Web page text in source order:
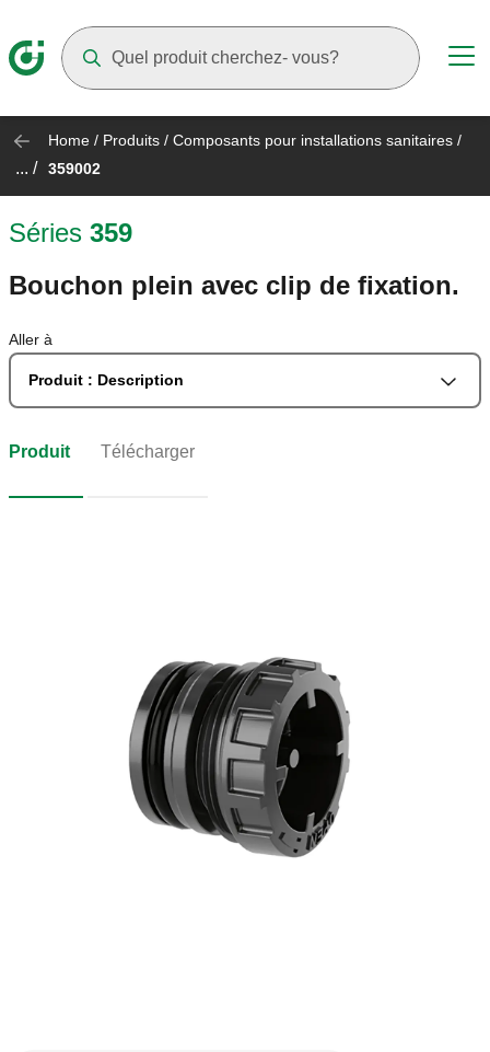
Home / Produits / Composants pour installations sanitaires /
... / 359002
Séries 359
Bouchon plein avec clip de fixation.
Aller à
Produit : Description
Produit Télécharger